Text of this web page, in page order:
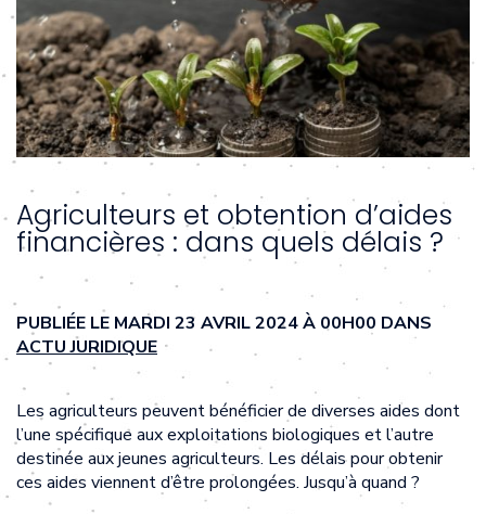
Agriculteurs et obtention d’aides
financières : dans quels délais ?
PUBLIÉE LE MARDI 23 AVRIL 2024 À 00H00 DANS
ACTU JURIDIQUE
Les agriculteurs peuvent bénéficier de diverses aides dont
l’une spécifique aux exploitations biologiques et l’autre
destinée aux jeunes agriculteurs. Les délais pour obtenir
ces aides viennent d’être prolongées. Jusqu’à quand ?